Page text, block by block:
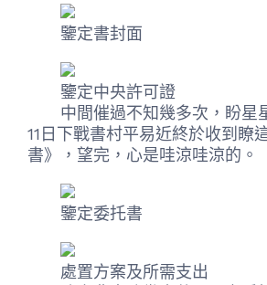
鑒定書封面
鑒定中央許可證
中間催過不知幾多次，盼星
11日下戰書村平易近終於收到瞭
書》，望完，心是哇涼哇涼的。
鑒定委托書
處置方案及所需支出